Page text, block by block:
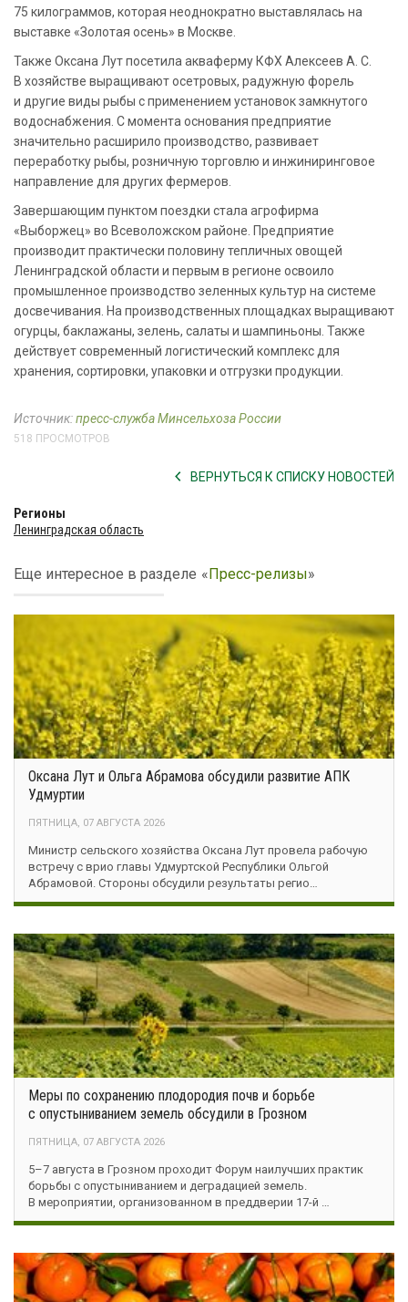
75 килограммов, которая неоднократно выставлялась на
выставке «Золотая осень» в Москве.
Также Оксана Лут посетила акваферму КФХ Алексеев А. С.
В хозяйстве выращивают осетровых, радужную форель
и другие виды рыбы с применением установок замкнутого
водоснабжения. С момента основания предприятие
значительно расширило производство, развивает
переработку рыбы, розничную торговлю и инжиниринговое
направление для других фермеров.
Завершающим пунктом поездки стала агрофирма
«Выборжец» во Всеволожском районе. Предприятие
производит практически половину тепличных овощей
Ленинградской области и первым в регионе освоило
промышленное производство зеленных культур на системе
досвечивания. На производственных площадках выращивают
огурцы, баклажаны, зелень, салаты и шампиньоны. Также
действует современный логистический комплекс для
хранения, сортировки, упаковки и отгрузки продукции.
Источник:пресс-служба Минсельхоза России
518 ПРОСМОТРОВ
ВЕРНУТЬСЯ К СПИСКУ НОВОСТЕЙ
Регионы
Ленинградская область
Еще интересное в разделе «Пресс-релизы»
Оксана Лут и Ольга Абрамова обсудили развитие АПК
Удмуртии
ПЯТНИЦА, 07 АВГУСТА 2026
Министр сельского хозяйства Оксана Лут провела рабочую
встречу с врио главы Удмуртской Республики Ольгой
Абрамовой. Стороны обсудили результаты регио…
Меры по сохранению плодородия почв и борьбе
с опустыниванием земель обсудили в Грозном
ПЯТНИЦА, 07 АВГУСТА 2026
5–7 августа в Грозном проходит Форум наилучших практик
борьбы с опустыниванием и деградацией земель.
В мероприятии, организованном в преддверии 17-й …